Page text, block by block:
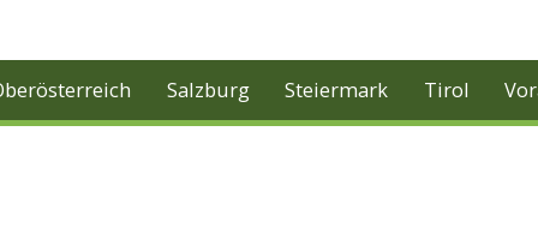
Salzburg Steiermark Tirol